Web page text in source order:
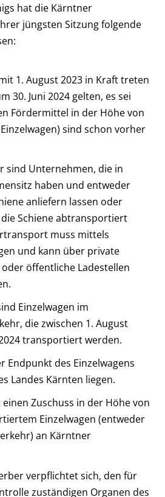
hat die Kärntner
jüngsten Sitzung folgende
1. August 2023 in Kraft treten
30. Juni 2024 gelten, es sei
Fördermittel in der Höhe von
Einzelwagen) sind schon vorher
sind Unternehmen, die in
haben und entweder
anliefern lassen oder
Schiene abtransportiert
muss mittels
und kann über private
öffentliche Ladestellen
Einzelwagen im
die zwischen 1. August
transportiert werden.
Endpunkt des Einzelwagens
Landes Kärnten liegen.
Zuschuss in der Höhe von
Einzelwagen (entweder
an Kärntner
verpflichtet sich, den für
zuständigen Organen des